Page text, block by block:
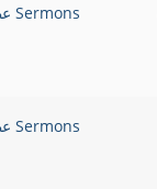
Sermons عظات
Sermons عظات